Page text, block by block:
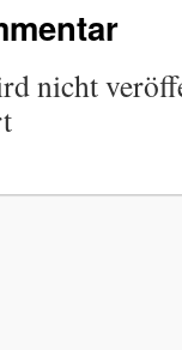
nicht